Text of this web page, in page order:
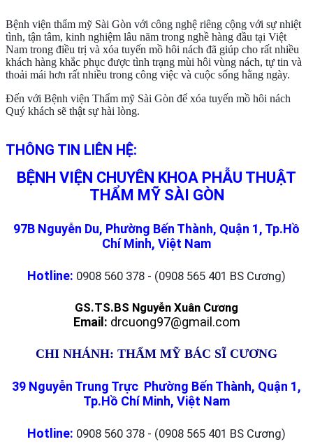
Bệnh viện thẩm mỹ Sài Gòn với công nghệ riêng cộng với sự nhiệt
tình, tận tâm, kinh nghiệm lâu năm trong nghề hàng đầu tại Việt
Nam trong điều trị và xóa tuyến mồ hôi nách đã giúp cho rất nhiều
khách hàng khắc phục được tình trạng mùi hôi vùng nách, tự tin và
thoải mái hơn rất nhiều trong công việc và cuộc sống hằng ngày.
Đến với Bệnh viện Thẩm mỹ Sài Gòn để xóa tuyến mồ hôi nách
Quý khách sẽ thật sự hài lòng.
THÔNG TIN LIÊN HỆ:
BỆNH VIỆN CHUYÊN KHOA PHẪU THUẬT
THẨM MỸ SÀI GÒN
97B Nguyễn Du, Phường Bến Thành, Quận 1, Tp.Hồ
Chí Minh, Việt Nam
Hotline: 0908 560 378 - (0908 565 401 BS Cương)
GS.TS.BS Nguyễn Xuân Cương
Email: drcuong97@gmail.com
CHI NHÁNH: THẨM MỸ BÁC SĨ CƯƠNG
39 Nguyễn Trung Trực Phường Bến Thành, Quận 1,
Tp.Hồ Chí Minh, Việt Nam
Hotline: 0908 560 378 - (0908 565 401 BS Cương)